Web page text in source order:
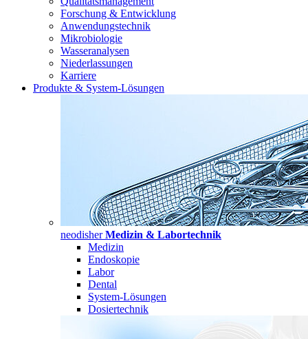
Forschung & Entwicklung
Anwendungstechnik
Mikrobiologie
Wasseranalysen
Niederlassungen
Karriere
Produkte & System-Lösungen
neodisherMedizin & Labortechnik
Medizin
Endoskopie
Labor
Dental
System-Lösungen
Dosiertechnik